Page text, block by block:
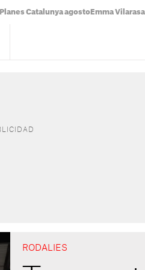
Planes Catalunya agosto Emma
RODALIES